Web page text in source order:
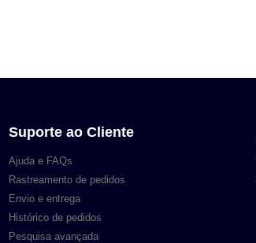
Suporte ao Cliente
Ajuda e FAQs
Rastreamento de pedidos
Envio e entrega
Histórico de pedidos
Pesquisa avançada